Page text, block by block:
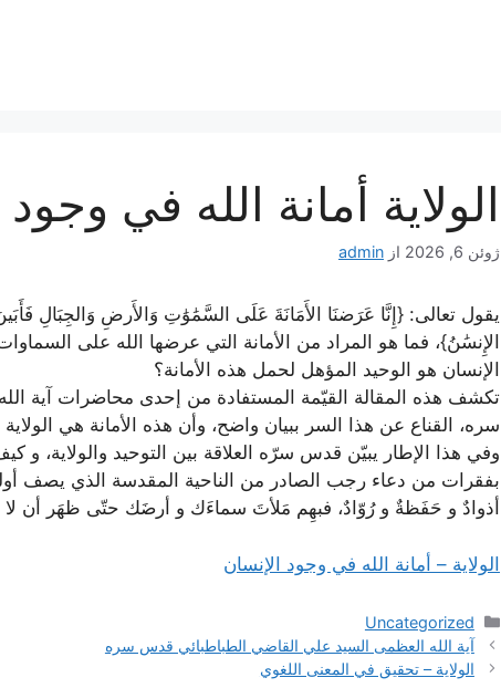
الولاية أمانة الله في
ژوئن 6, 2026 از admin
يقول تعالى: {إِنَّا عَرَضنَا الأَمَانَةَ عَلَى السَّمَٰوَٰتِ وَالأَرضِ وَالجِبَالِ
الإِنسَٰنُ}، فما هو المراد من الأمانة التي عرضها الله على
الإنسان هو الوحيد المؤهل لحمل هذه الأمانة؟
تكشف هذه المقالة القيّمة المستفادة من إحدى محاضرات آية
سره، القناع عن هذا السر ببيان واضح، وأن هذه الأمانة هي
وفي هذا الإطار يبيّن قدس سرّه العلاقة بين التوحيد والولاية، و
بفقرات من دعاء رجب الصادر من الناحية المقدسة الذي يصف
أذوادٌ و حَفَظةٌ و رُوّادٌ، فبهِم مَلأتَ سماءَك و أرضَك حتّی ظهَر أن لا
الولاية – أمانة الله في وجود الإنسان
دسته‌ها
Uncategorized
ناوبری
نوشته‌ها
آية الله العظمى السيد علي القاضي الطباطبائي قدس سره
الولاية – تحقيق في المعنى اللغوي